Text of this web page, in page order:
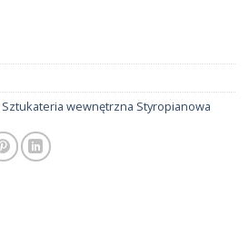
Sztukateria wewnętrzna Styropianowa